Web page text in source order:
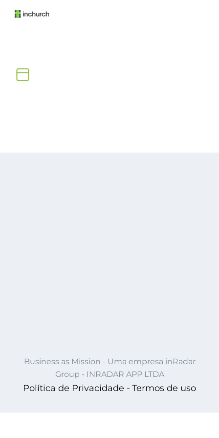
Business as Mission - Uma empresa inRadar
Group - INRADAR APP LTDA
Política de Privacidade - Termos de uso